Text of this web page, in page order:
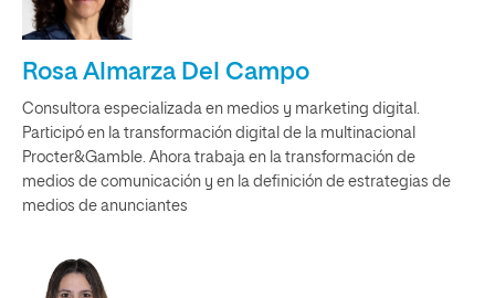
Rosa Almarza Del Campo
Consultora especializada en medios y marketing digital.
Participó en la transformación digital de la multinacional
Procter&Gamble. Ahora trabaja en la transformación de
medios de comunicación y en la definición de estrategias de
medios de anunciantes